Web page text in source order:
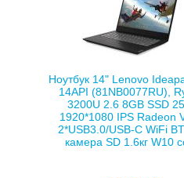
Ноутбук 14" Lenovo
14API (81NB0077RU),
3200U 2.6 8GB SSD
1920*1080 IPS Radeon
2*USB3.0/USB-C WiFi
камера SD 1.6кг W10